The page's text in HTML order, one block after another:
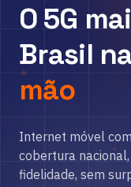
O 5G
Brasil
mão
Internet móvel
cobertura
fidelidade, sem